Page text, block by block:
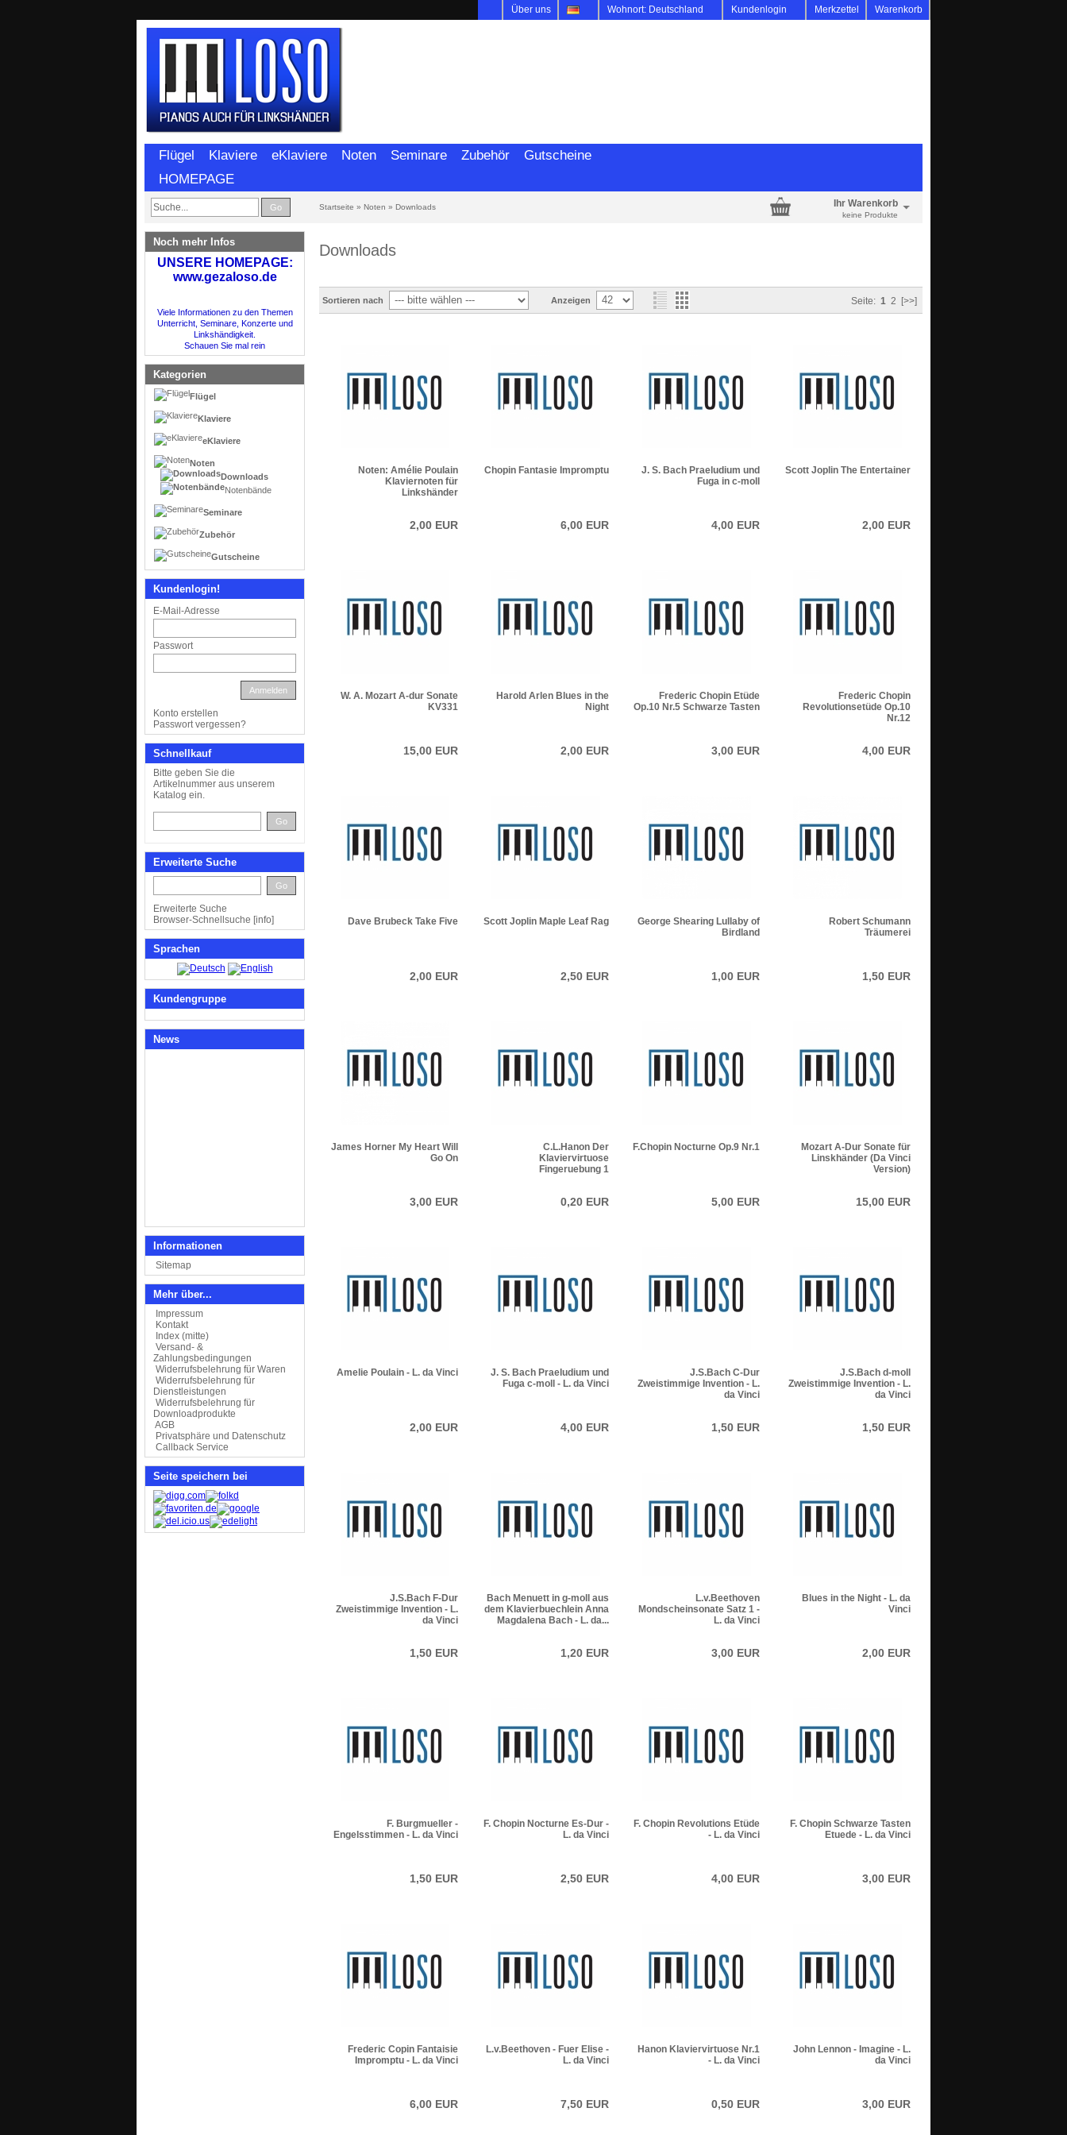
Über uns Wohnort: Deutschland Kundenlogin Merkzettel Warenkorb
Flügel Klaviere eKlaviere Noten Seminare Zubehör
Gutscheine
HOMEPAGE
Go Startseite » Noten » Downloads Ihr Warenkorb
keine Produkte
Downloads
Sortieren nach Anzeigen Seite: 1 2 [>>]
Noten: Amélie Poulain
Klaviernoten für
Linkshänder
2,00 EUR
Chopin Fantasie Impromptu
6,00 EUR
J. S. Bach Praeludium und
Fuga in c-moll
4,00 EUR
Scott Joplin The Entertainer
2,00 EUR
W. A. Mozart A-dur Sonate
KV331
15,00 EUR
Harold Arlen Blues in the
Night
2,00 EUR
Frederic Chopin Etüde
Op.10 Nr.5 Schwarze Tasten
3,00 EUR
Frederic Chopin
Revolutionsetüde Op.10
Nr.12
4,00 EUR
Dave Brubeck Take Five
2,00 EUR
Scott Joplin Maple Leaf Rag
2,50 EUR
George Shearing Lullaby of
Birdland
1,00 EUR
Robert Schumann
Träumerei
1,50 EUR
James Horner My Heart Will
Go On
3,00 EUR
C.L.Hanon Der
Klaviervirtuose
Fingeruebung 1
0,20 EUR
F.Chopin Nocturne Op.9 Nr.1
5,00 EUR
Mozart A-Dur Sonate für
Linskhänder (Da Vinci
Version)
15,00 EUR
Amelie Poulain - L. da Vinci
2,00 EUR
J. S. Bach Praeludium und
Fuga c-moll - L. da Vinci
4,00 EUR
J.S.Bach C-Dur
Zweistimmige Invention - L.
da Vinci
1,50 EUR
J.S.Bach d-moll
Zweistimmige Invention - L.
da Vinci
1,50 EUR
J.S.Bach F-Dur
Zweistimmige Invention - L.
da Vinci
1,50 EUR
Bach Menuett in g-moll aus
dem Klavierbuechlein Anna
Magdalena Bach - L. da...
1,20 EUR
L.v.Beethoven
Mondscheinsonate Satz 1 -
L. da Vinci
3,00 EUR
Blues in the Night - L. da
Vinci
2,00 EUR
F. Burgmueller -
Engelsstimmen - L. da Vinci
1,50 EUR
F. Chopin Nocturne Es-Dur -
L. da Vinci
2,50 EUR
F. Chopin Revolutions Etüde
- L. da Vinci
4,00 EUR
F. Chopin Schwarze Tasten
Etuede - L. da Vinci
3,00 EUR
Frederic Copin Fantaisie
Impromptu - L. da Vinci
6,00 EUR
L.v.Beethoven - Fuer Elise -
L. da Vinci
7,50 EUR
Hanon Klaviervirtuose Nr.1
- L. da Vinci
0,50 EUR
John Lennon - Imagine - L.
da Vinci
3,00 EUR
Noch mehr Infos
UNSERE HOMEPAGE:
www.gezaloso.de
Viele Informationen zu den Themen
Unterricht, Seminare, Konzerte und
Linkshändigkeit.
Schauen Sie mal rein
Kategorien
Flügel
Klaviere
eKlaviere
Noten
Downloads
Notenbände
Seminare
Zubehör
Gutscheine
Kundenlogin!
E-Mail-Adresse
Passwort
Anmelden
Konto erstellen
Passwort vergessen?
Schnellkauf
Bitte geben Sie die
Artikelnummer aus unserem
Katalog ein.
Go
Erweiterte Suche
Go
Erweiterte Suche
Browser-Schnellsuche [info]
Sprachen
Kundengruppe
News
Informationen
Sitemap
Mehr über...
Impressum
Kontakt
Index (mitte)
Versand- &
Zahlungsbedingungen
Widerrufsbelehrung für Waren
Widerrufsbelehrung für
Dienstleistungen
Widerrufsbelehrung für
Downloadprodukte
AGB
Privatsphäre und Datenschutz
Callback Service
Seite speichern bei